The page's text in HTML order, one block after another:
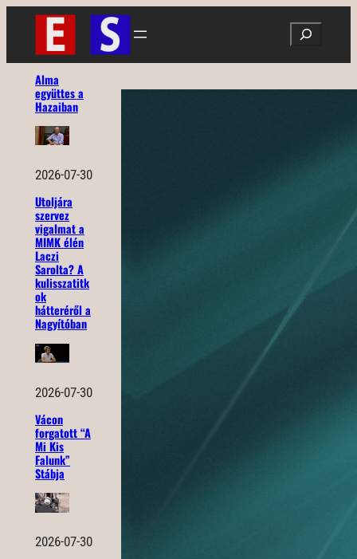
Ugrás
tartalomhoz
Search
Alma
együttes a
Hazaiban
2026-07-30
Utoljára
szervez
vigalmat a
MIMK élén
Laczi
Sarolta? A
kulisszatitk
ok
hátteréről a
Nagyítóban
2026-07-30
Vácon
forgatott “A
Mi Kis
Falunk”
Stábja
2026-07-30